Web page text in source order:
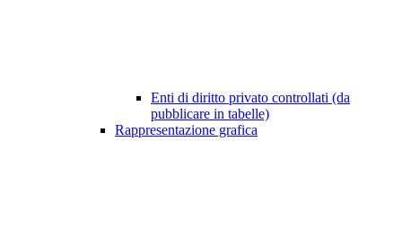
Enti di diritto privato controllati (da
pubblicare in tabelle)
Rappresentazione grafica